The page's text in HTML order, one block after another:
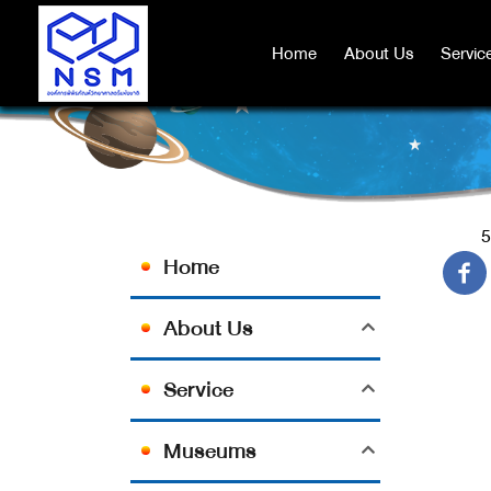
Home About Us Service
Home About Us
Home
About Us
Service
Museums